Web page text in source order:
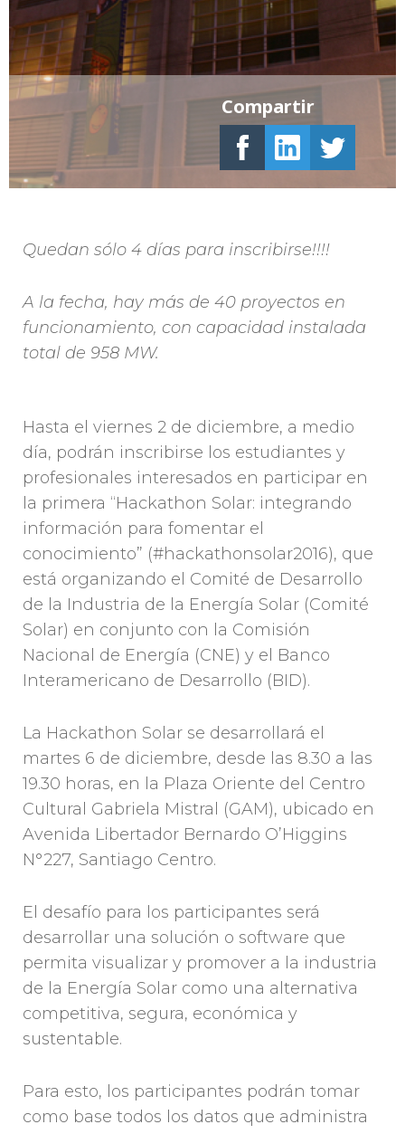
Quedan sólo 4 días para inscribirse!!!!
A la fecha, hay más de 40 proyectos en
funcionamiento, con capacidad instalada
total de 958 MW.
Hasta el viernes 2 de diciembre, a medio
día, podrán inscribirse los estudiantes y
profesionales interesados en participar en
la primera “Hackathon Solar: integrando
información para fomentar el
conocimiento” (#hackathonsolar2016), que
está organizando el Comité de Desarrollo
de la Industria de la Energía Solar (Comité
Solar) en conjunto con la Comisión
Nacional de Energía (CNE) y el Banco
Interamericano de Desarrollo (BID).
La Hackathon Solar se desarrollará el
martes 6 de diciembre, desde las 8.30 a las
19.30 horas, en la Plaza Oriente del Centro
Cultural Gabriela Mistral (GAM), ubicado en
Avenida Libertador Bernardo O’Higgins
N°227, Santiago Centro.
El desafío para los participantes será
desarrollar una solución o software que
permita visualizar y promover a la industria
de la Energía Solar como una alternativa
competitiva, segura, económica y
sustentable.
Para esto, los participantes podrán tomar
como base todos los datos que administra
Compartir